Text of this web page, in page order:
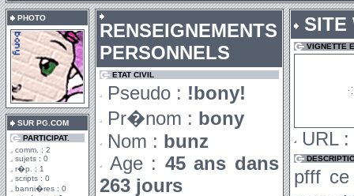
PHOTO
SUR PG.COM
PARTICIPAT.
comm. : 2
sujets : 0
r�p. : 1
scripts : 0
banni�res : 0
RENSEIGNEMENTS
PERSONNELS
ETAT CIVIL
Pseudo : !bony!
Pr�nom : bony
Nom : bunz
Age : 45 ans dans
263 jours
SITE
VIGNETTE
URL :
pfff